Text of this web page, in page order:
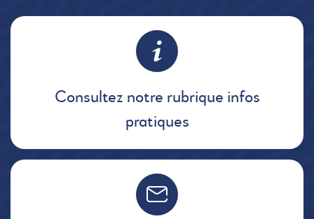
Consultez notre rubrique infos
pratiques